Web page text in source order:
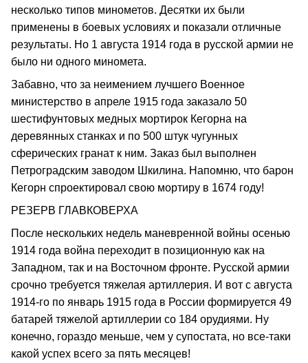
несколько типов минометов. Десятки их были
применены в боевых условиях и показали отличные
результаты. Но 1 августа 1914 года в русской армии не
было ни одного миномета.
Забавно, что за неимением лучшего Военное
министерство в апреле 1915 года заказало 50
шестифунтовых медных мортирок Кегорна на
деревянных станках и по 500 штук чугунных
сферических гранат к ним. Заказ был выполнен
Петроградским заводом Шкилина. Напомню, что барон
Кегорн спроектировал свою мортиру в 1674 году!
РЕЗЕРВ ГЛАВКОВЕРХА
После нескольких недель маневренной войны осенью
1914 года война переходит в позиционную как на
Западном, так и на Восточном фронте. Русской армии
срочно требуется тяжелая артиллерия. И вот с августа
1914-го по январь 1915 года в России формируется 49
батарей тяжелой артиллерии со 184 орудиями. Ну
конечно, гораздо меньше, чем у супостата, но все-таки
какой успех всего за пять месяцев!